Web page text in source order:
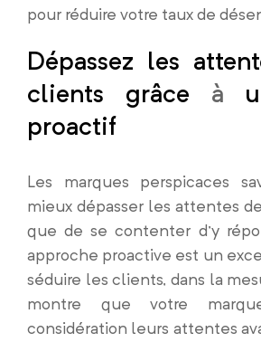
pour réduire votre taux de
Dépassez les
clients grâce à
proactif
Les marques perspicaces
mieux dépasser les attentes
que de se contenter d’y
approche proactive est un
séduire les clients, dans la
montre que votre
considération leurs attentes